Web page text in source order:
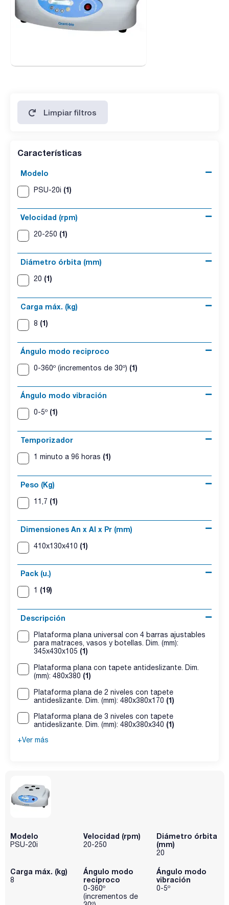
Limpiar filtros
Características
Modelo
PSU-20i (1)
Velocidad (rpm)
20-250 (1)
Diámetro órbita (mm)
20 (1)
Carga máx. (kg)
8 (1)
Ángulo modo reciproco
0-360º (incrementos de 30º) (1)
Ángulo modo vibración
0-5º (1)
Temporizador
1 minuto a 96 horas (1)
Peso (Kg)
11,7 (1)
Dimensiones An x Al x Pr (mm)
410x130x410 (1)
Pack (u.)
1 (19)
Descripción
Plataforma plana universal con 4 barras ajustables
para matraces, vasos y botellas. Dim. (mm):
345x430x105 (1)
Plataforma plana con tapete antideslizante. Dim.
(mm): 480x380 (1)
Plataforma plana de 2 niveles con tapete
antideslizante. Dim. (mm): 480x380x170 (1)
Plataforma plana de 3 niveles con tapete
antideslizante. Dim. (mm): 480x380x340 (1)
+Ver más
Modelo
PSU-20i
Velocidad (rpm)
20-250
Diámetro órbita
(mm)
20
Carga máx. (kg)
8
Ángulo modo
reciproco
0-360º
(incrementos de
Ángulo modo
vibración
0-5º